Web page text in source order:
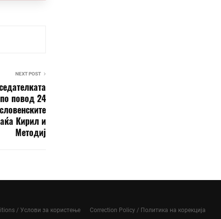
NEXT POST
повод 24
Кирил и
Методиј
/ Услови за користење Correction Policy / Политика на корекција